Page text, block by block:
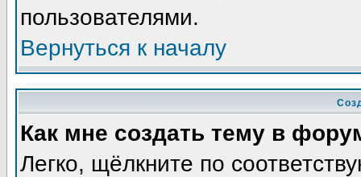
пользователями.
Вернуться к началу
Как мне создать тему в
Легко, щёлкните по